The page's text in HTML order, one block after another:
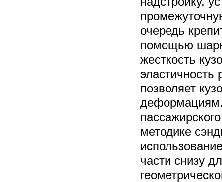
очередь
помощью
жесткость
позволяет
деформациям.
методике
части снизу